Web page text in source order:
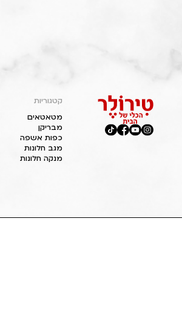
קטגוריות
מטאטאים
מבריקן
כפות אשפה
מגב חלונות
מנקה חלונות